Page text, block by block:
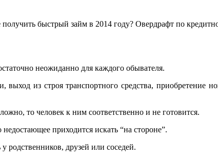
быстрый займ в 2014 году? Овердрафт по
неожиданно для каждого обывателя.
из строя транспортного средства, приобретение
то человек к ним соответственно и не готовится.
приходится искать “на стороне”.
родственников, друзей или соседей.